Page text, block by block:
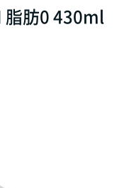
脂肪0 430ml